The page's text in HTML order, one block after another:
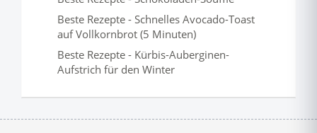
Beste Rezepte - Schnelles Avocado-Toast
auf Vollkornbrot (5 Minuten)
Beste Rezepte - Kürbis-Auberginen-
Aufstrich für den Winter